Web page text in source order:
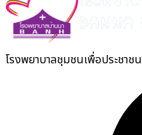
โรงพยาบาลชุมชนเพื่อประชาชน